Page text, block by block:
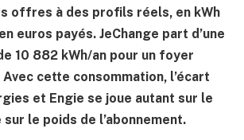
offres à des profils réels, en kWh
euros payés. JeChange part d’une
10 882 kWh/an pour un foyer
cette consommation, l’écart
et Engie se joue autant sur le
sur le poids de l’abonnement.